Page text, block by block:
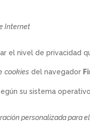
Internet
el nivel de privacidad
cookies del navegador
su sistema operativo.
personalizada para